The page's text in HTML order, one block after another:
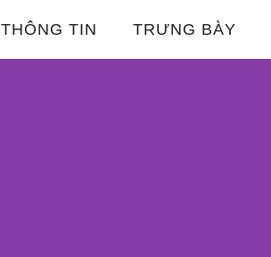
THÔNG TIN TRƯNG BÀY